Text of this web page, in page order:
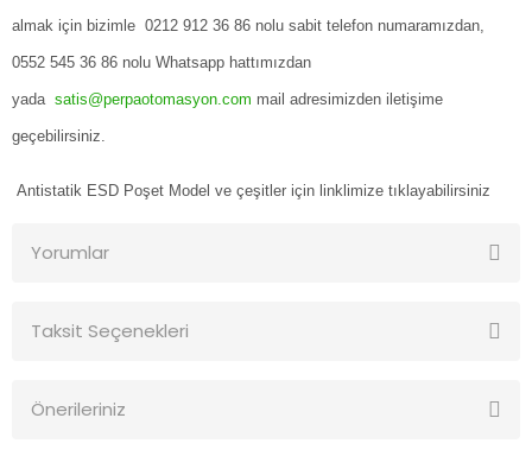
almak için bizimle 0212 912 36 86 nolu sabit telefon numaramızdan,
0552 545 36 86 nolu Whatsapp hattımızdan
yada satis@perpaotomasyon.com mail adresimizden iletişime
geçebilirsiniz.
Antistatik ESD Poşet Model ve çeşitler için linklimize tıklayabilirsiniz
Yorumlar
Taksit Seçenekleri
Önerileriniz